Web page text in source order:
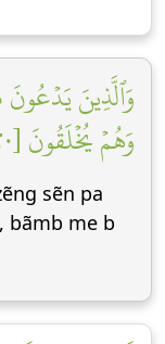
وَٱلَّذِينَ
وَهُمۡ يُخۡلَقُونَ [٢٠]
sẽn pa
bãmb me b